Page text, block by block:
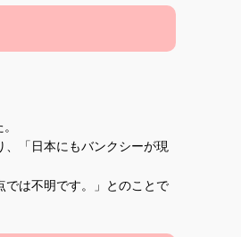
「日本にもバンクシーが現
は不明です。」とのことで